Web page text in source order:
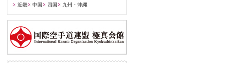
近畿
中国 四国 九州・沖縄